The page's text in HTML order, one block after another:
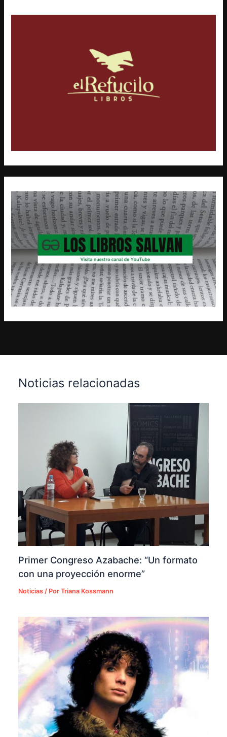
Noticias relacionadas
Primer Congreso Azabache: “Un formato
con una proyección enorme”
Noticias / PorTriana Kossmann